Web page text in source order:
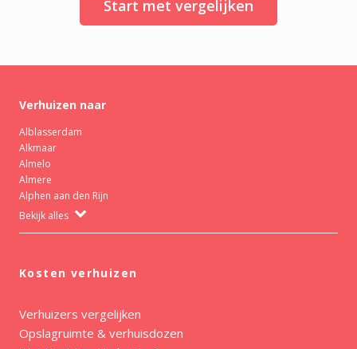
Start met vergelijken
Verhuizen naar
Alblasserdam
Alkmaar
Almelo
Almere
Alphen aan den Rijn
Bekijk alles
Kosten verhuizen
Verhuizers vergelijken
Opslagruimte & verhuisdozen